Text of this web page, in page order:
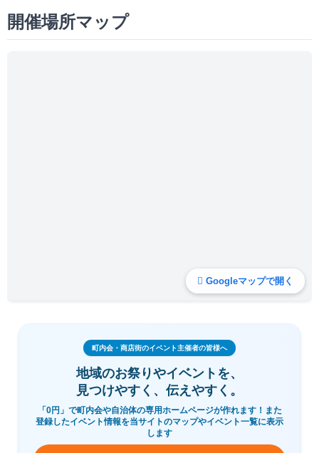
開催場所マップ
Googleマップで開く
町内会・商店街のイベント主催者の皆様へ
地域のお祭りやイベントを、
見つけやすく、伝えやすく。
「0円」で町内会や自治体の専用ホームページが作れます！また
登録したイベント情報を当サイトのマップやイベント一覧に表示
します